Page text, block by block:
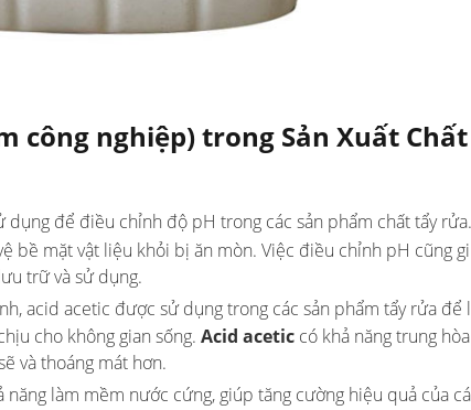
công nghiệp) trong Sản Xuất
dụng để điều chỉnh độ pH trong các sản phẩm chất tẩy
bề mặt vật liệu khỏi bị ăn mòn. Việc điều chỉnh pH cũng
trữ và sử dụng.
acid acetic được sử dụng trong các sản phẩm tẩy rửa để
cho không gian sống. Acid acetic có khả năng trung
và thoáng mát hơn.
năng làm mềm nước cứng, giúp tăng cường hiệu quả của